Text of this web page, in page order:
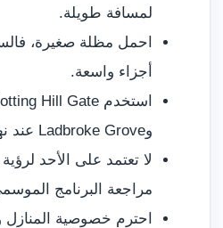
لمسافة طويلة.
احمل مظلة صغيرة،
أجزاء واسعة.
وLadbroke Grove عند نهايتها.
لا تعتمد على الأحد
مراجعة البرنامج
احترم خصوصية المنازل